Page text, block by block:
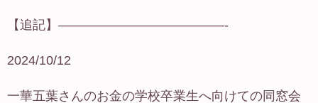
【追記】—————————————-
2024/10/12
一華五葉さんのお金の学校卒業生へ向けての同窓会